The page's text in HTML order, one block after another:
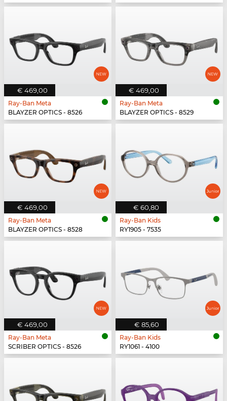
€ 469,00
Ray-Ban Meta
BLAYZER OPTICS - 8526
€ 469,00
Ray-Ban Meta
BLAYZER OPTICS - 8529
€ 469,00
Ray-Ban Meta
BLAYZER OPTICS - 8528
€ 60,80
Ray-Ban Kids
RY1905 - 7535
€ 469,00
Ray-Ban Meta
SCRIBER OPTICS - 8526
€ 85,60
Ray-Ban Kids
RY1061 - 4100